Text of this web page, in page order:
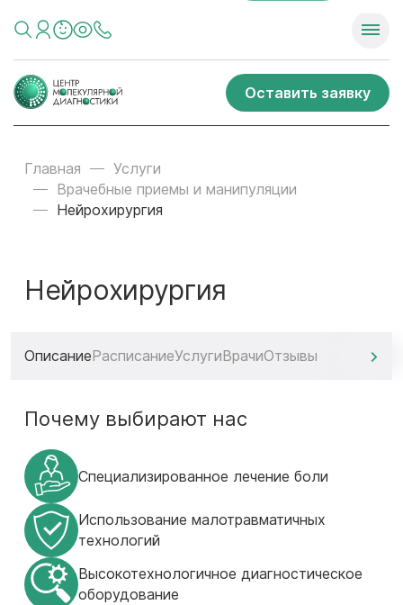
Оставить заявку
Главная
Услуги
Врачебные приемы и манипуляции
Нейрохирургия
Нейрохирургия
ОписаниеРасписаниеУслугиВрачиОтзывы
Почему выбирают нас
Специализированное лечение боли
Использование малотравматичных
технологий
Высокотехнологичное диагностическое
оборудование